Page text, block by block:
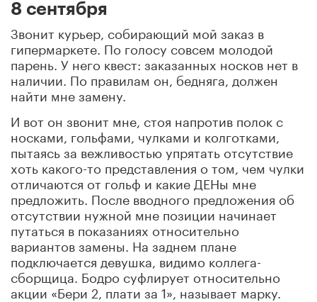
8 сентября
Звонит курьер, собирающий мой заказ в
гипермаркете. По голосу совсем молодой
парень. У него квест: заказанных носков нет в
наличии. По правилам он, бедняга, должен
найти мне замену.
И вот он звонит мне, стоя напротив полок с
носками, гольфами, чулками и колготками,
пытаясь за вежливостью упрятать отсутствие
хоть какого-то представления о том, чем чулки
отличаются от гольф и какие ДЕНы мне
предложить. После вводного предложения об
отсутствии нужной мне позиции начинает
путаться в показаниях относительно
вариантов замены. На заднем плане
подключается девушка, видимо коллега-
сборщица. Бодро суфлирует относительно
акции «Бери 2, плати за 1», называет марку.